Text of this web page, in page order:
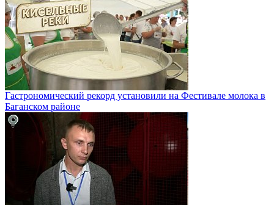
Гастрономический рекорд установили на Фестивале молока в
Баганском районе